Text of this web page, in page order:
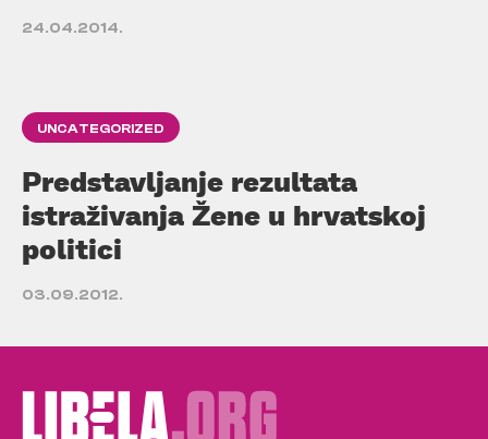
24.04.2014.
UNCATEGORIZED
Predstavljanje rezultata
istraživanja Žene u hrvatskoj
politici
03.09.2012.